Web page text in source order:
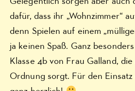
dafür, dass ihr „Wohnzimmer“
denn Spielen auf einem
ja keinen Spaß. Ganz
Klasse 4b von Frau Galland,
Ordnung sorgt. Für den